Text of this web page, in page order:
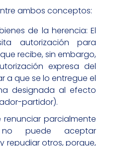
ambos conceptos:
de la herencia: El
autorización para
recibe, sin embargo,
expresa del
a que se lo entregue el
designada al efecto
partidor).
parcialmente
puede aceptar
repudiar otros, porque,